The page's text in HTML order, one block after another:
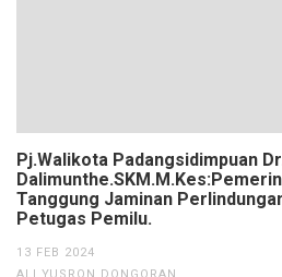
Pj.Walikota Padangsidimpuan
Tanggung Jaminan
Petugas Pemilu.
13 FEB 2024